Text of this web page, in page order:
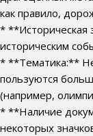
как правило,
* **Историческая
историческим
* **Тематика:**
пользуются
(например,
* **Наличие
некоторых